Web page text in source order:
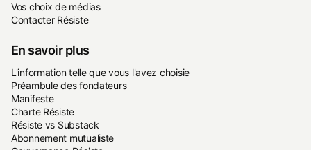
Vos choix de médias
Contacter Résiste
En savoir plus
L'information telle que vous l'avez choisie
Préambule des fondateurs
Manifeste
Charte Résiste
Résiste vs Substack
Abonnement mutualiste